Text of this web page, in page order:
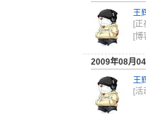
王
[正
[博
2009年08月
王
[活